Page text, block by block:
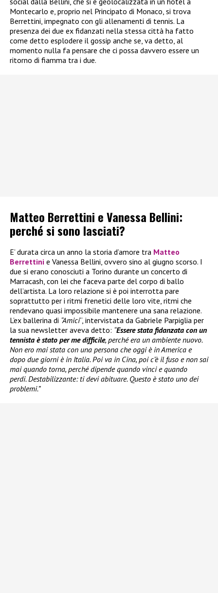
Montecarlo e, proprio nel Principato di Monaco, si trova
Berrettini, impegnato con gli allenamenti di tennis. La
presenza dei due ex fidanzati nella stessa città ha fatto
come detto esplodere il gossip anche se, va detto, al
momento nulla fa pensare che ci possa davvero essere un
ritorno di fiamma tra i due.
Matteo Berrettini e Vanessa Bellini:
perché si sono lasciati?
E’ durata circa un anno la storia d’amore tra Matteo
Berrettini e Vanessa Bellini, ovvero sino al giugno scorso. I
due si erano conosciuti a Torino durante un concerto di
Marracash, con lei che faceva parte del corpo di ballo
dell’artista. La loro relazione si è poi interrotta pare
soprattutto per i ritmi frenetici delle loro vite, ritmi che
rendevano quasi impossibile mantenere una sana relazione.
L’ex ballerina di “Amici“, intervistata da Gabriele Parpiglia per
la sua newsletter aveva detto: “Essere stata fidanzata con un
tennista è stato per me difficile, perché era un ambiente nuovo.
Non ero mai stata con una persona che oggi è in America e
dopo due giorni è in Italia. Poi va in Cina, poi c’è il fuso e non sai
mai quando torna, perché dipende quando vinci e quando
perdi. Destabilizzante: ti devi abituare. Questo è stato uno dei
problemi.”